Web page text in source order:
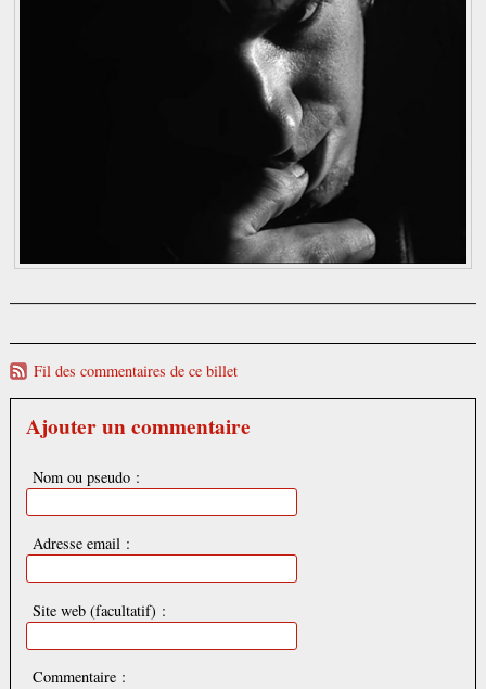
Fil des commentaires de ce billet
Ajouter un commentaire
Nom ou pseudo :
Adresse email :
Site web (facultatif) :
Commentaire :